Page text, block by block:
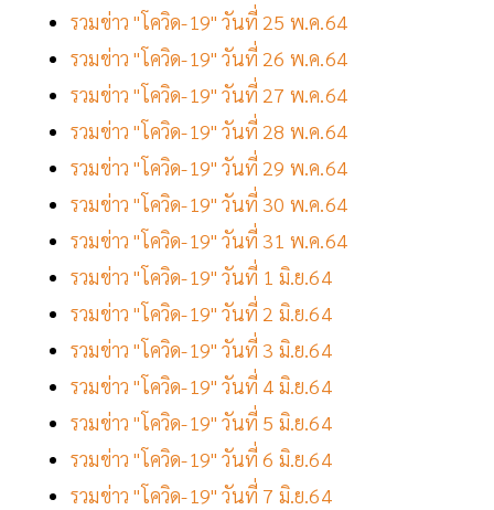
รวมข่าว "โควิด-19" วันที่ 25 พ.ค.64
รวมข่าว "โควิด-19" วันที่ 26 พ.ค.64
รวมข่าว "โควิด-19" วันที่ 27 พ.ค.64
รวมข่าว "โควิด-19" วันที่ 28 พ.ค.64
รวมข่าว "โควิด-19" วันที่ 29 พ.ค.64
รวมข่าว "โควิด-19" วันที่ 30 พ.ค.64
รวมข่าว "โควิด-19" วันที่ 31 พ.ค.64
รวมข่าว "โควิด-19" วันที่ 1 มิ.ย.64
รวมข่าว "โควิด-19" วันที่ 2 มิ.ย.64
รวมข่าว "โควิด-19" วันที่ 3 มิ.ย.64
รวมข่าว "โควิด-19" วันที่ 4 มิ.ย.64
รวมข่าว "โควิด-19" วันที่ 5 มิ.ย.64
รวมข่าว "โควิด-19" วันที่ 6 มิ.ย.64
รวมข่าว "โควิด-19" วันที่ 7 มิ.ย.64